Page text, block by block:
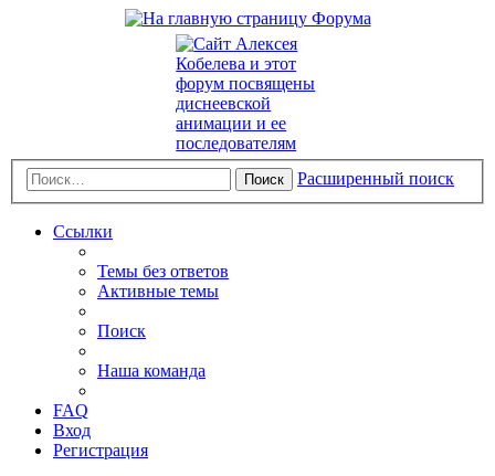
Поиск Расширенный поиск
Ссылки
Темы без ответов
Активные темы
Поиск
Наша команда
FAQ
Вход
Регистрация